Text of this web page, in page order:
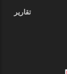
تقارير